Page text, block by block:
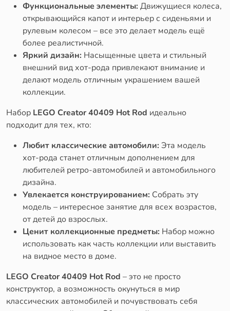
Функциональные элементы:Движущиеся колеса,
открывающийся капот и интерьер с сиденьями и
рулевым колесом – все это делает модель ещё
более реалистичной.
Яркий дизайн: Насыщенные цвета и стильный
внешний вид хот-рода привлекают внимание и
делают модель отличным украшением вашей
коллекции.
Набор LEGO Creator 40409 Hot Rod идеально
подходит для тех, кто:
Любит классические автомобили:Эта модель
хот-рода станет отличным дополнением для
любителей ретро-автомобилей и автомобильного
дизайна.
Увлекается конструированием: Собрать эту
модель – интересное занятие для всех возрастов,
от детей до взрослых.
Ценит коллекционные предметы: Набор можно
использовать как часть коллекции или выставить
на видное место в доме.
LEGO Creator 40409 Hot Rod – это не просто
конструктор, а возможность окунуться в мир
классических автомобилей и почувствовать себя